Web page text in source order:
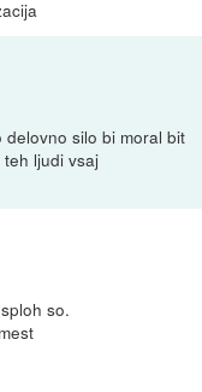
silo bi moral bit
ljudi vsaj
so.